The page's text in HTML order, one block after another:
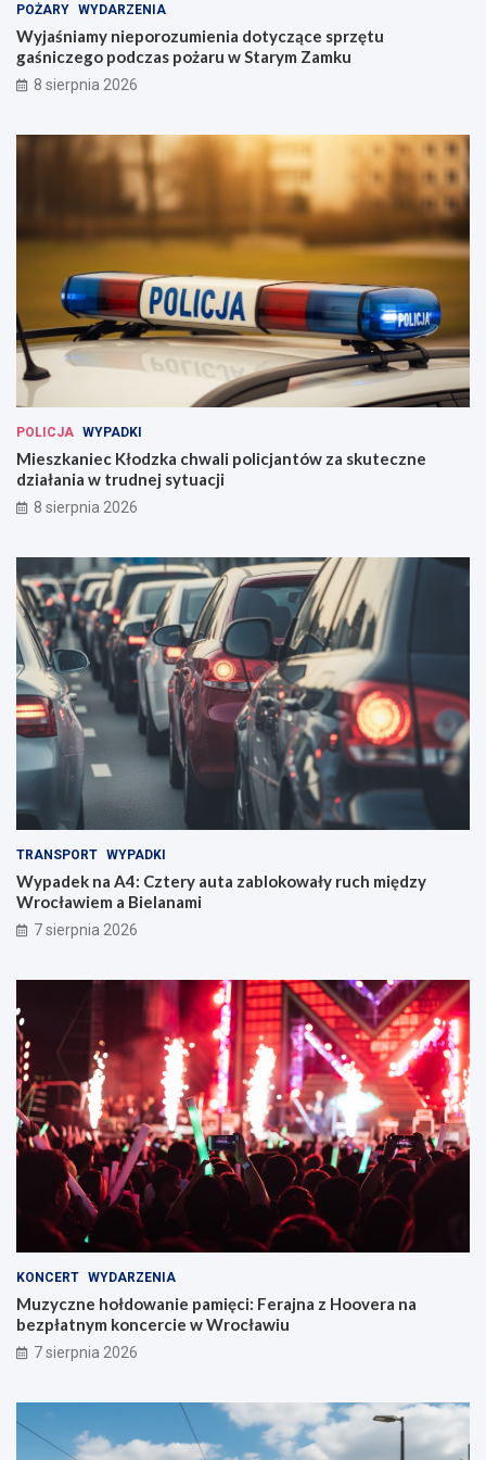
g
o
d
n
POŻARY WYDARZENIA
Wyjaśniamy nieporozumienia dotyczące sprzętu
gaśniczego podczas pożaru w Starym Zamku
8 sierpnia 2026
POLICJA WYPADKI
Mieszkaniec Kłodzka chwali policjantów za skuteczne
działania w trudnej sytuacji
8 sierpnia 2026
TRANSPORT WYPADKI
Wypadek na A4: Cztery auta zablokowały ruch między
Wrocławiem a Bielanami
7 sierpnia 2026
KONCERT WYDARZENIA
Muzyczne hołdowanie pamięci: Ferajna z Hoovera na
bezpłatnym koncercie w Wrocławiu
7 sierpnia 2026